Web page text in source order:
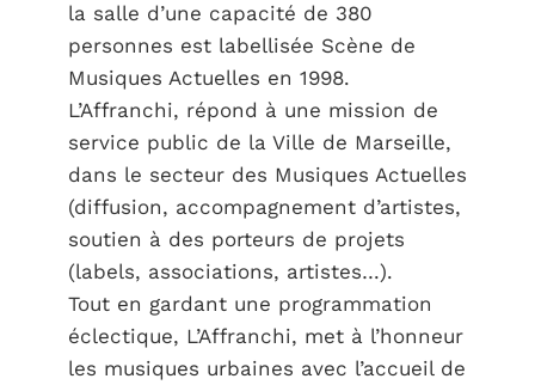
la salle d’une capacité de 380
personnes est labellisée Scène de
Musiques Actuelles en 1998.
L’Affranchi, répond à une mission de
service public de la Ville de Marseille,
dans le secteur des Musiques Actuelles
(diffusion, accompagnement d’artistes,
soutien à des porteurs de projets
(labels, associations, artistes…).
Tout en gardant une programmation
éclectique, L’Affranchi, met à l’honneur
les musiques urbaines avec l’accueil de